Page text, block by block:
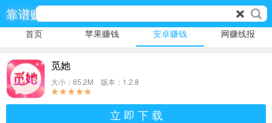
靠谱赚
首页 苹果赚钱 安卓赚钱 网赚线报
觅她
大小：65.2M 版本：1.2.8
立 即 下 载